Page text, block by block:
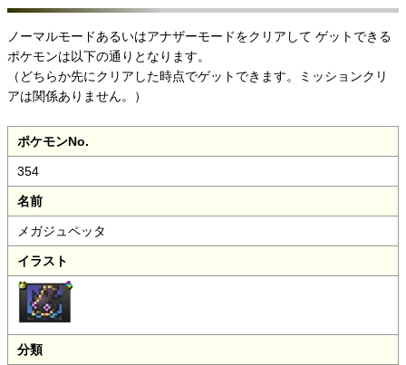
ノーマルモードあるいはアナザーモードをクリアして ゲットできる
ポケモンは以下の通りとなります。
（どちらか先にクリアした時点でゲットできます。
ミッションクリ
アは関係ありません。）
ポケモンNo.
354
名前
メガジュペッタ
イラスト
分類